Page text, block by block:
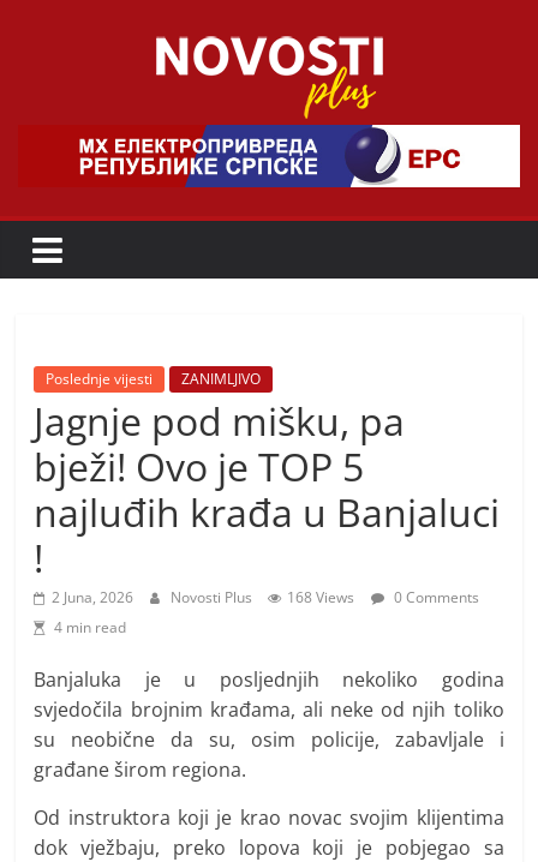
Novosti
Plus
o
a
l
p
o
z
i
n
i
h
v
i
j
Poslednje vijesti ZANIMLJIVO
Jagnje pod mišku, pa
bježi! Ovo je TOP 5
najluđih krađa u Banjaluci
!
2 Juna, 2026 Novosti Plus 168 Views
0 Comments
4 min read
Banjaluka je u posljednjih nekoliko godina
svjedočila brojnim krađama, ali neke od njih toliko
su neobične da su, osim policije, zabavljale i
građane širom regiona.
Od instruktora koji je krao novac svojim klijentima
dok vježbaju, preko lopova koji je pobjegao sa